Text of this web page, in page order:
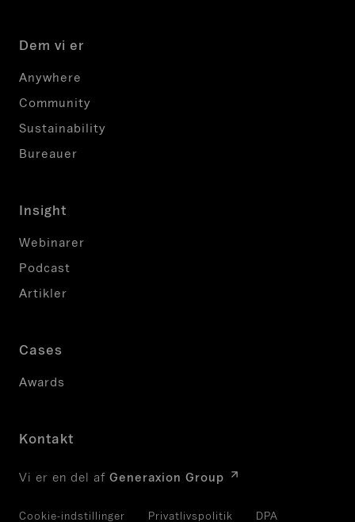
Dem vi er
Anywhere
Community
Sustainability
Bureauer
Insight
Webinarer
Podcast
Artikler
Cases
Awards
Kontakt
Vi er en del af Generaxion Group
Cookie-indstillinger Privatlivspolitik DPA